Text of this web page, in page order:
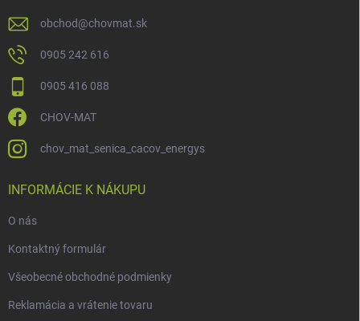
obchod@chovmat.sk
0905 242 616
0905 416 088
CHOV-MAT
chov_mat_senica_cacov_energys
INFORMÁCIE K NÁKUPU
O nás
Kontaktný formulár
Všeobecné obchodné podmienky
Reklamácia a vrátenie tovaru